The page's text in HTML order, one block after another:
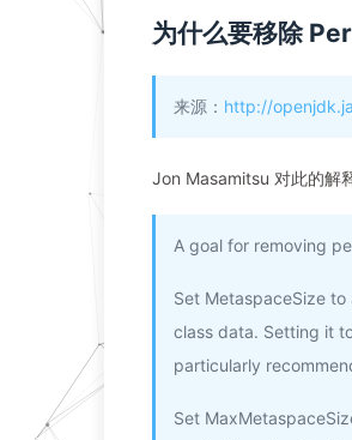
为什么要移除
来源： http://
Jon Masamitsu 对此的解
A goal for removing
Set MetaspaceSize
class data. Setting it
particularly
Set